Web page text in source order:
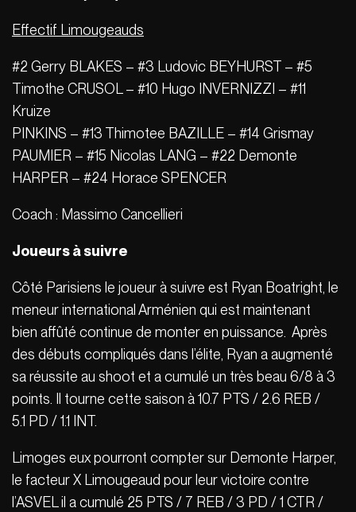
Effectif Limougeauds
#2 Gerry BLAKES – #3 Ludovic BEYHURST – #5
Timothe CRUSOL – #10 Hugo INVERNIZZI – #11
Kruize
PINKINS – #13 Thimotee BAZILLE – #14 Grismay
PAUMIER – #15 Nicolas LANG – #22 Demonte
HARPER – #24 Horace SPENCER
Coach : Massimo Cancellieri
Joueurs à suivre
Côté Parisiens le joueur à suivre est Ryan Boatright, le
meneur international Arménien qui est maintenant
bien affûté continue de monter en puissance. Après
des débuts compliqués dans l’élite, Ryan a augmenté
sa réussite au shoot et a cumulé un très beau 6/8 à 3
points. Il tourne cette saison à 10.7 PTS / 2.6 REB /
5.1 PD / 1.1 INT.
Limoges eux pourront compter sur Demonte Harper,
le facteur X Limougeaud pour leur victoire contre
l’ASVEL il a cumulé 25 PTS / 7 REB / 3 PD / 1 CTR /